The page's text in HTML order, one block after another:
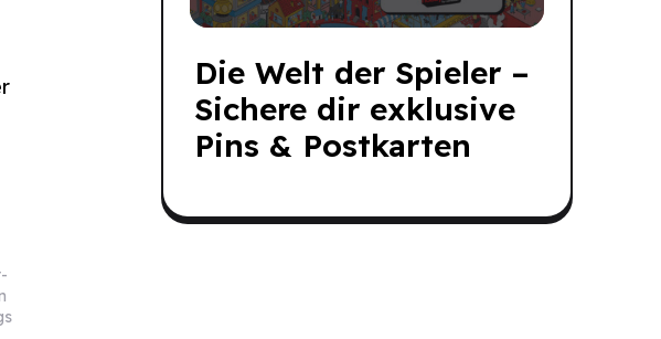
Die Welt der Spieler –
Sichere dir exklusive
Pins & Postkarten